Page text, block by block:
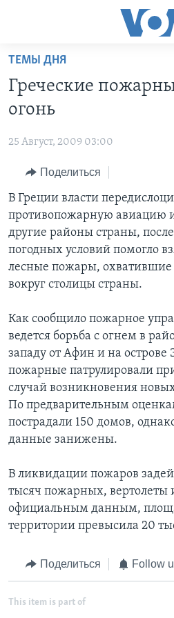
Перейти
основной
контент
навигации
Перейти
поиск
ПРОГРАММЫ
НОВОСТИ ЗА МИНУТУ
ИТОГИ
ПОЧЕМУ ЭТО ВАЖНО?
ДИСКУССИЯ VOA
ДЕТАЛИ
НЬЮ-ЙОРК NEW YORK
УЧИМ АНГЛИЙСКИЙ
НАША АМЕРИКАНСКАЯ
А КАК В АМЕРИКЕ?
АМЕРИКАНСКИЕ ГОРОДКИ
ТЕСТЫ
ЭКСПЕРТИЗА
ИНТЕРВЬЮ
ФАКТЫ ПРОТИВ ФЕЙКОВ
ЗА СВОБОДУ ПРЕССЫ
УЧИМ АНГЛИЙСКИЙ
ВИДЕО
Learning English
СОЦИАЛЬНЫЕ СЕТИ
Языки
ТЕМЫ ДНЯ
Греческие
огонь
25 Август, 2009 03:00
Поделиться
В Греции власти
противопожарную авиацию
другие районы страны,
погодных условий помогло
лесные пожары,
вокруг столицы страны.
Как сообщило пожарное
ведется борьба с огнем в
западу от Афин и на острове
пожарные патрулировали
случай возникновения
По предварительным
пострадали 150 домов,
данные занижены.
В ликвидации пожаров
тысяч пожарных, вертолеты
официальным данным,
территории превысила 20
Поделиться Follow
This item is part of